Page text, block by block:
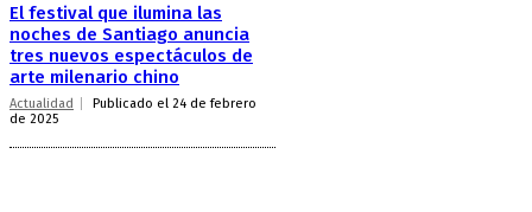
El festival que ilumina las
noches de Santiago anuncia
tres nuevos espectáculos de
arte milenario chino
Actualidad
Publicado el 24 de febrero
de 2025